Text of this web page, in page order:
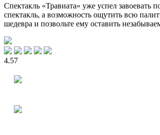
Спектакль «Травиата» уже успел
спектакль, а возможность ощутить всю
шедевра и позвольте ему оставить
4.57